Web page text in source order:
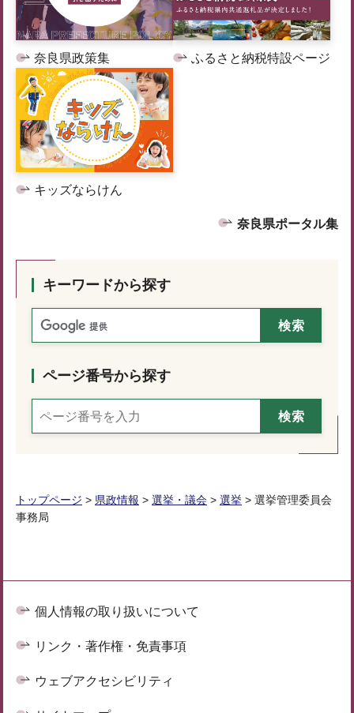
奈良県政策集 ふるさと納税特設ページ
キッズならけん
奈良県ポータル集
キーワードから探す
ページ番号から探す
トップページ > 県政情報 > 選挙・議会 > 選挙 > 選挙管理委員会
事務局
個人情報の取り扱いについて
リンク・著作権・免責事項
ウェブアクセシビリティ